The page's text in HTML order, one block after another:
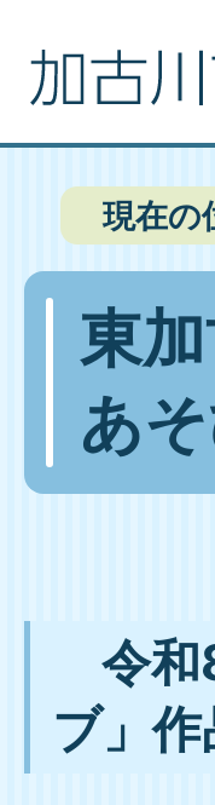
現在の
東
あ
令和
ブ」作